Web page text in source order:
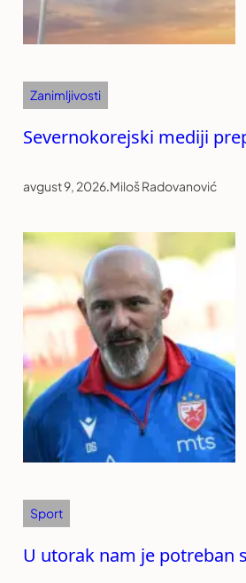
Zanimljivosti
Severnokorejski mediji
avgust 9, 2026.Miloš Radovanović
Sport
U utorak nam je potreban